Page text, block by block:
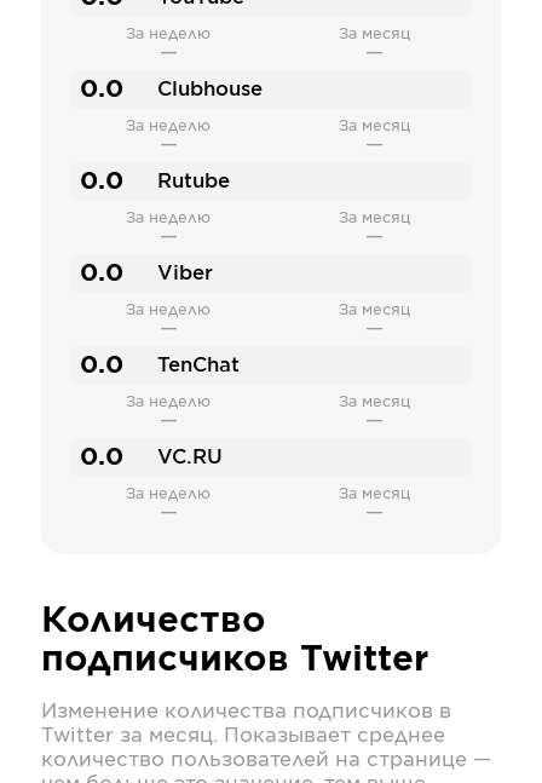
За неделю
—
За месяц
—
0.0 Clubhouse
За неделю
—
За месяц
—
0.0 Rutube
За неделю
—
За месяц
—
0.0 Viber
За неделю
—
За месяц
—
0.0 TenChat
За неделю
—
За месяц
—
0.0 VC.RU
За неделю
—
За месяц
—
Количество
подписчиков Twitter
Изменение количества подписчиков в
Twitter за месяц. Показывает среднее
количество пользователей на странице —